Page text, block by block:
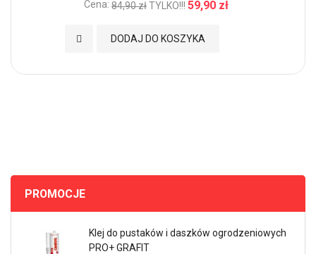
Cena: 84,90 złTYLKO!!! 59,90 zł
DODAJ DO KOSZYKA
Dodaj do Ulubionych
PROMOCJE
Klej do pustaków i daszków ogrodzeniowych
PRO+ GRAFIT